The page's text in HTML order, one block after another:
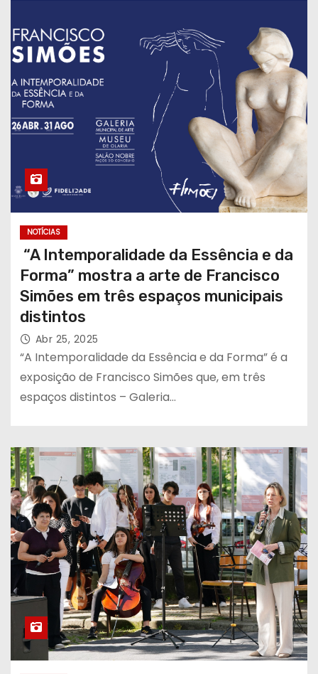
NOTÍCIAS
“A Intemporalidade da Essência e da
Forma” mostra a arte de Francisco
Simões em três espaços municipais
distintos
Abr 25, 2025
“A Intemporalidade da Essência e da Forma” é a
exposição de Francisco Simões que, em três
espaços distintos – Galeria…